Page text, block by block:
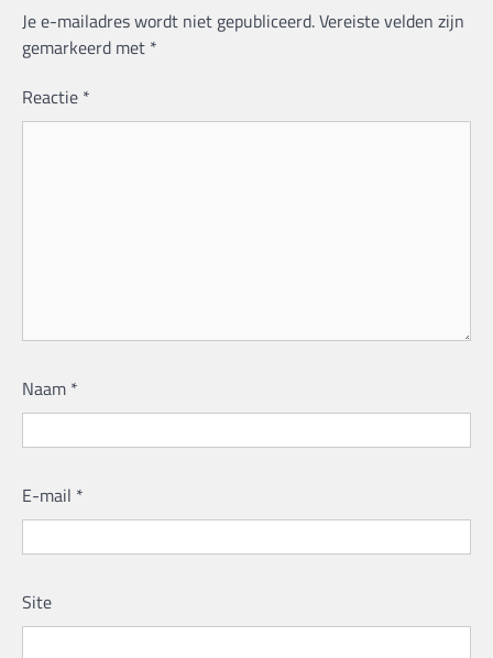
Je e-mailadres wordt niet gepubliceerd.Vereiste velden zijn
gemarkeerd met *
Reactie *
Naam *
E-mail *
Site